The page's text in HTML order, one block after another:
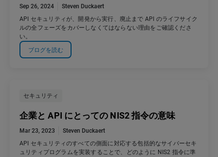
Sep 26, 2024
Steven Duckaert
API セキュリティが、開発から実行、廃止まで API のライフサイク
ルの全フェーズをカバーしなくてはならない理由をご確認くださ
い。
ブログを読む
セキュリティ
企業と API にとっての NIS2 指令の意味
Mar 23, 2023
Steven Duckaert
API セキュリティのすべての側面に対応する包括的なサイバーセキ
ュリティプログラムを実装することで、どのように NIS2 指令に準